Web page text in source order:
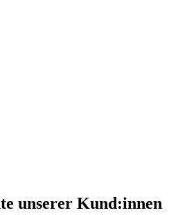
unserer Kund:innen